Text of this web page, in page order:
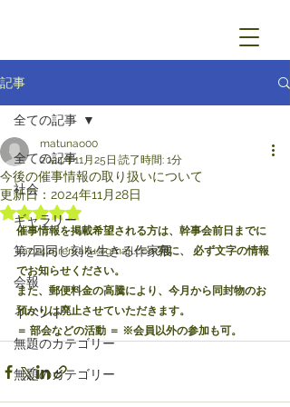
記事
全ての記事
社会
ギャラリー
第7回同じ刻を生きる作家展
会報
イベント
無題のカテゴリー
無題のカテゴリー
全ての記事
今後の催事情報の取り扱いについて
matunao00
2024年11月25日 読了時間: 1分
更新日： 2024年11月28日
5つ星のうちNaNと評価されています。
催事情報を掲載希望される方は、幹事会前日までに
kac2425renraku@gmail.com宛に、
必ず文字の情報
でお知らせください。
また、郵便料金の高騰により、今月から同封物のお
預かりは廃止させていただきます。
＝ 部会などの活動 ＝ ※会員以外の参加も可。